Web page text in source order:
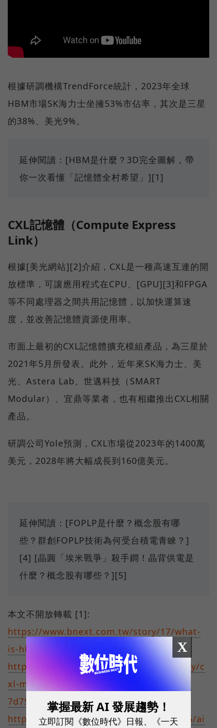
根據研調機構TrendForce統計，2023年全球
HBM市場SK海力士坐擁53%市佔率，其次是三星
的38%、美光9%。
延伸閱讀：[HBM是什麼？3D完全圖解，帶
你一次看懂「記憶體全村希望」][1]
CXL記憶體（Compute Express
Link）
根據[美光網站][2]介紹，CXL是一種高速互連的開
放標準，可讓應用程式在CPU、[GPU][3]和FPGA
等不同處理器之間共用記憶體，以加快運算速
度，並改善記憶體資源使用率。
市面上最初的CXL記憶體擴充模組產品，為三星於
2021年5月所發表。此外，近年來SK海力士、美
光、Astera Lab、世邁科技（SMART
Modular）、宜鼎等業者，也有相繼推出CXL相關
產品。
研調公司Yole預測，CXL市場從2023年的1400萬
美元，2028年將大幅成長到160億美元。
延伸閱讀：[FOPLP是什麼？概念股有哪
些？群創FOPLP技術為何受台積電青睞？]
[4] [晶圓「埃米戰爭」殺手鐧！晶背供電是
什麼？概念股有哪些？][5]
本文不開放轉載 [1]:
https://www.bnext.com.tw/story/17/what-
is-hbm
[2]:
https://tw.micron.com/products/memory/c
xl-memory#accordion-c85a4270e7-item-
7d759fe6e6[3]:
https://www.bnext.com.tw/article/79456/ai
X
掌握最新 AI 發展趨勢！
立即訂閱《數位時代》日報、《一天